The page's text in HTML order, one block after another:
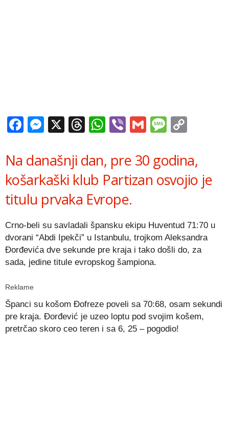
Facebook
Messenger
X Threads
WhatsApp
ViberGmail
Na današnji dan, pre 30 godina,
košarkaški klub Partizan osvojio je
titulu prvaka Evrope.
Crno-beli su savladali špansku ekipu Huventud 71:70 u
dvorani “Abdi Ipekči” u Istanbulu, trojkom Aleksandra
Đorđevića dve sekunde pre kraja i tako došli do, za
sada, jedine titule evropskog šampiona.
Reklame
Španci su košom Đofreze poveli sa 70:68, osam sekundi
pre kraja. Đorđević je uzeo loptu pod svojim košem,
pretrčao skoro ceo teren i sa 6, 25 – pogodio!